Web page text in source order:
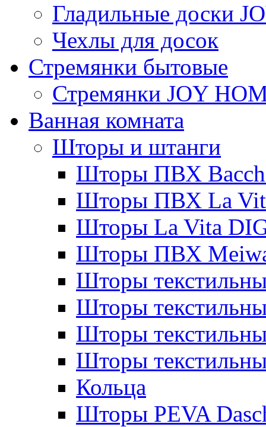
Гладильные доски
Чехлы для досок
Стремянки бытовые
Стремянки JOY
Ванная комната
Шторы и штанги
Шторы ПВХ
Шторы ПВХ La
Шторы La Vita
Шторы ПВХ
Шторы
Шторы
Шторы
Шторы
Кольца
Шторы PEVA